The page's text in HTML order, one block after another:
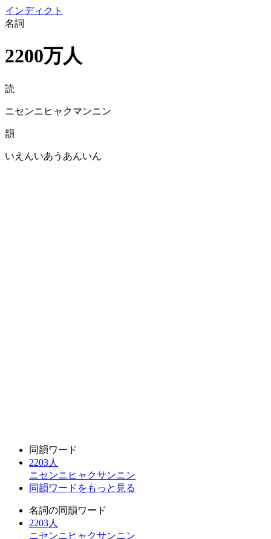
インディクト
名詞
2200万人
読
ニセンニヒャクマンニン
韻
いえんいあうあんいん
同韻ワード
2203人
ニセンニヒャクサンニン
同韻ワードをもっと見る
名詞の同韻ワード
2203人
ニセンニヒャクサンニン